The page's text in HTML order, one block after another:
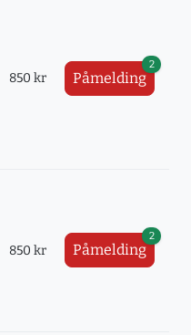
850 kr Påmelding
2
850 kr Påmelding
2